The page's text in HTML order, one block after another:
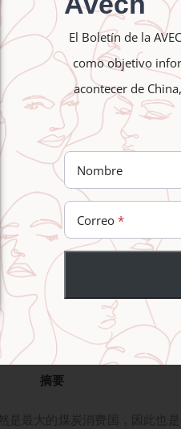
largest market for
the world’s largest emitter
Therefore, expanding
its socio-economic
security. Thus, its
clean and sustainable energy.
renewable energy, energy
和国能源矩阵的转型
简要概述
摘要
是最大的煤炭消费国，因此也
El Boletín de la
como objetivo
acontecer de
Nombre
Correo